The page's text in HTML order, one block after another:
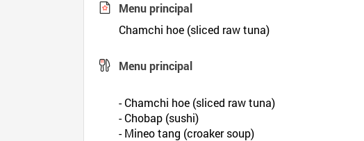
Menu principal
Chamchi hoe (sliced raw tuna)
Menu principal
- Chamchi hoe (sliced raw tuna)
- Chobap (sushi)
- Mineo tang (croaker soup)